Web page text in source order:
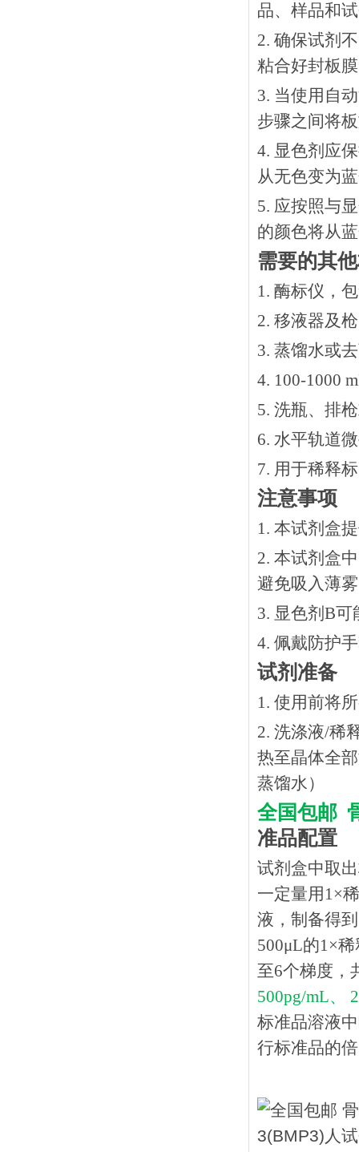
品、样品和
2. 确保试剂
粘合好封板
3. 当使用自
步骤之间将
4. 显色剂应
从无色变为
5. 应按照与
的颜色将从
需要的其
1. 酶标仪，
2. 移液器及
3. 蒸馏水或
4. 100-1000
5. 洗瓶、排
6. 水平轨道
7. 用于稀释
注意事项
1. 本试剂盒
2. 本试剂盒
避免吸入薄
3. 显色剂B
4. 佩戴防护
试剂准备
1. 使用前将
2. 洗涤液/稀
热⾄晶体全
蒸馏水）
全国包邮
准品配置
试剂盒中取
一定量用1×
液，制备得
500μL的1×
至6个梯度，
500pg/mL、
标准品溶液
行标准品的